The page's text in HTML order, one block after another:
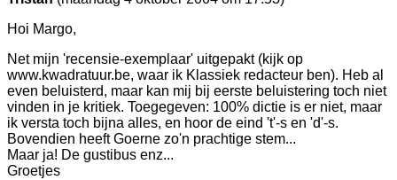
Hoi Margo,
Net mijn 'recensie-exemplaar' uitgepakt (kijk op
www.kwadratuur.be, waar ik Klassiek redacteur ben). Heb al
even beluisterd, maar kan mij bij eerste beluistering toch niet
vinden in je kritiek. Toegegeven: 100% dictie is er niet, maar
ik versta toch bijna alles, en hoor de eind 't'-s en 'd'-s.
Bovendien heeft Goerne zo'n prachtige stem...
Maar ja! De gustibus enz...
Groetjes